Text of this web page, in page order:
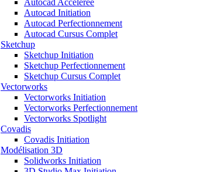
Autocad Accélérée
Autocad Initiation
Autocad Perfectionnement
Autocad Cursus Complet
Sketchup
Sketchup Initiation
Sketchup Perfectionnement
Sketchup Cursus Complet
Vectorworks
Vectorworks Initiation
Vectorworks Perfectionnement
Vectorworks Spotlight
Covadis
Covadis Initiation
Modélisation 3D
Solidworks Initiation